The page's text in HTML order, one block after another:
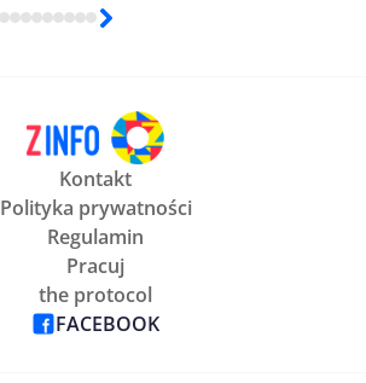
Kontakt
Polityka prywatności
Regulamin
Pracuj
the protocol
FACEBOOK